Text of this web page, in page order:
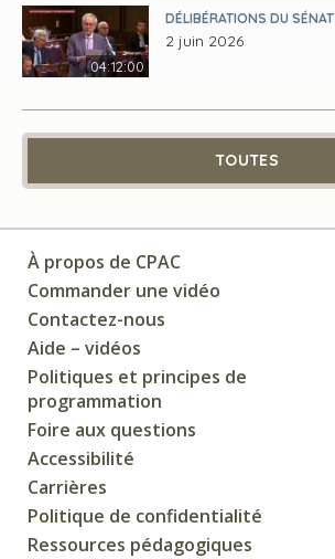
04:12:00
DÉLIBÉRATIONS DU SÉNAT
2 juin 2026
TOUTES
À propos de CPAC
Commander une vidéo
Contactez-nous
Aide – vidéos
Politiques et principes de
programmation
Foire aux questions
Accessibilité
Carrières
Politique de confidentialité
Ressources pédagogiques